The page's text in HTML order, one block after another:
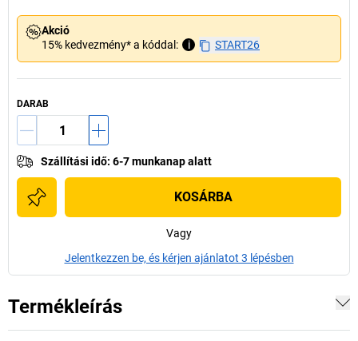
Akció
15% kedvezmény* a kóddal:
i START26
DARAB
Szállítási idő: 6-7 munkanap alatt
KOSÁRBA
Vagy
Jelentkezzen be, és kérjen ajánlatot 3 lépésben
Termékleírás